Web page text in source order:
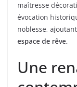
maîtresse
évocation
noblesse,
espace de rêve.
Une